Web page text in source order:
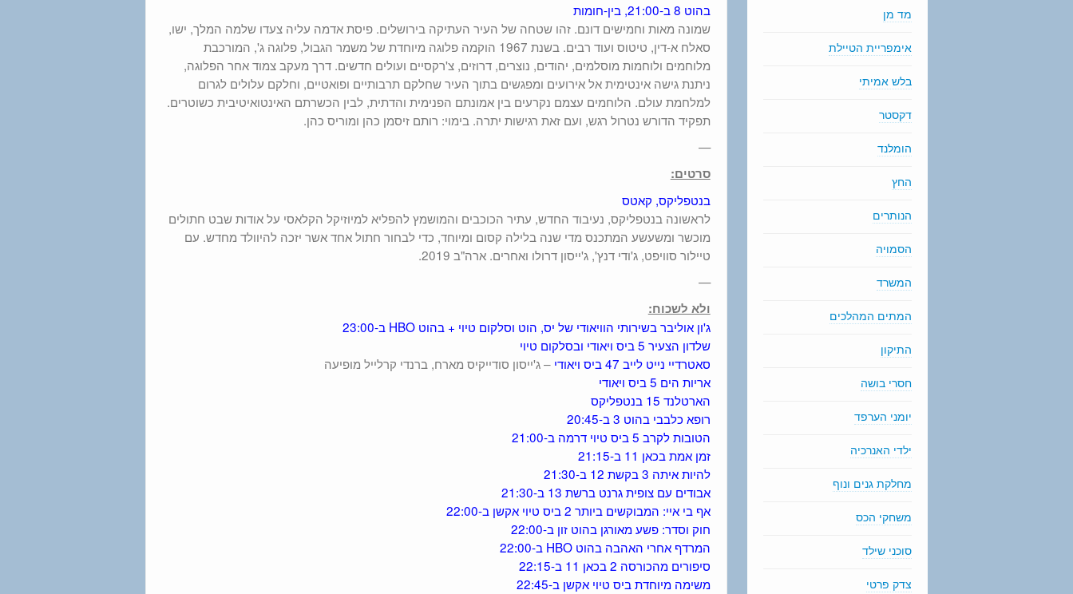
בהוט 8 ב-21:00, בין-חומות
שמונה מאות וחמישים דונם. זהו שטחה של העיר העתיקה בירושלים. פיסת אדמה עליה צעדו שלמה המלך, ישו,
סאלח א-דין, טיטוס ועוד רבים. בשנת 1967 הוקמה פלוגה מיוחדת של משמר הגבול, פלוגה ג', המורכבת
מלוחמים ולוחמות מוסלמים, יהודים, נוצרים, דרוזים, צ'רקסיים ועולים חדשים. דרך מעקב צמוד אחר הפלוגה,
ניתנת גישה אינטימית אל אירועים ומפגשים בתוך העיר שחלקם תרבותיים ופואטיים, וחלקם עלולים לגרום
למלחמת עולם. הלוחמים עצמם נקרעים בין אמונתם הפנימית והדתית, לבין הכשרתם האינטואיטיבית כשוטרים.
תפקיד הדורש נטרול רגש, ועם זאת רגישות יתרה. בימוי: רותם זיסמן כהן ומוריס כהן.
—
סרטים:
בנטפליקס, קאטס
לראשונה בנטפליקס, נעיבוד החדש, עתיר הכוכבים והמושמץ להפליא למיוזיקל הקלאסי על אודות שבט חתולים
מוכשר ומשעשע המתכנס מדי שנה בלילה קסום ומיוחד, כדי לבחור חתול אחד אשר יזכה להיוולד מחדש. עם
טיילור סוויפט, ג'ודי דנץ', ג'ייסון דרולו ואחרים. ארה"ב 2019.
—
ולא לשכוח:
ג'ון אוליבר בשירותי הוויאודי של יס, הוט וסלקום טיוי + בהוט HBO ב-23:00
שלדון הצעיר 5 ביס ויאודי ובסלקום טיוי
סאטרדיי נייט לייב 47 ביס ויאודי
– ג'ייסון סודייקיס מארח, ברנדי קרלייל מופיעה
אריות הים 5 ביס ויאודי
הארטלנד 15 בנטפליקס
רופא כלבבי בהוט 3 ב-20:45
הטובות לקרב 5 ביס טיוי דרמה ב-21:00
זמן אמת בכאן 11 ב-21:15
להיות איתה 3 בקשת 12 ב-21:30
אבודים עם צופית גרנט ברשת 13 ב-21:30
אף בי איי: המבוקשים ביותר 2 ביס טיוי אקשן ב-22:00
חוק וסדר: פשע מאורגן בהוט זון ב-22:00
המרדף אחרי האהבה בהוט HBO ב-22:00
סיפורים מהכורסה 2 בכאן 11 ב-22:15
משימה מיוחדת ביס טיוי אקשן ב-22:45
מד מן
אימפריית הטיילת
בלש אמיתי
דקסטר
הומלנד
החץ
הנותרים
הסמויה
המשרד
המתים המהלכים
התיקון
חסרי בושה
יומני הערפד
ילדי האנרכיה
מחלקת גנים ונוף
משחקי הכס
סוכני שילד
צדק פרטי